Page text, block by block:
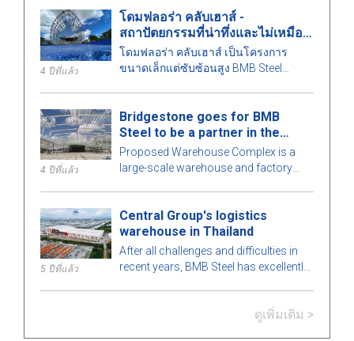
4 ปีที่แล้ว
โดมฟลอร่า คลับเฮาส์ -
สถาปัตยกรรมที่น่าทึ่งและไม่เหมือน
ใคร
โดมฟลอร่า คลับเฮาส์ เป็นโครงการ
ขนาดเล็กแต่ซับซ้อนสูง BMB Steel
สมบูรณ์แบบสูงสุด มาดูกันว่ามีอะไรน่า
สนใจในอาคารเหล็กสำเร็จรูปนี้กับ BMB
Steel ในบทความด้านล่าง!
4 ปีที่แล้ว
Bridgestone goes for BMB
Steel to be a partner in the
Warehouse Complex project
Proposed Warehouse Complex is a
large-scale warehouse and factory
5 ปีที่แล้ว
Central Group's logistics
warehouse in Thailand
After all challenges and difficulties in
recent years, BMB Steel has excellently
ดูเพิ่มเติม >